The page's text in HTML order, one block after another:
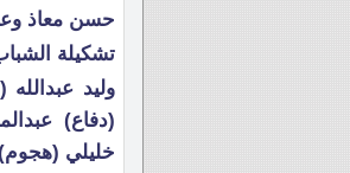
حسن معاذ
تشكيلة
وليد
(دفاع)
خليلي